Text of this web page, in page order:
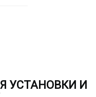
УСТАНОВКИ И